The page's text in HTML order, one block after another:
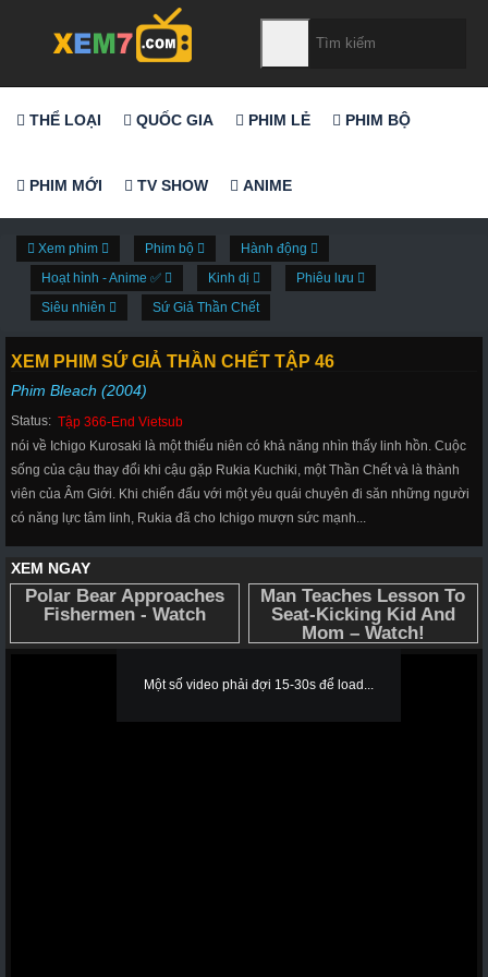
THỂ LOẠI QUỐC GIA PHIM LẺ PHIM BỘ
PHIM MỚI TV SHOW ANIME
Xem phim Phim bộ
Hành động
Hoạt hình - Anime ✅
Kinh dị
Phiêu lưu
Siêu nhiên
Sứ Giả Thần Chết
XEM PHIM SỨ GIẢ THẦN CHẾT TẬP 46
Phim Bleach (2004)
Status: Tập 366-End Vietsub
nói về Ichigo Kurosaki là một thiếu niên có khả năng nhìn thấy linh hồn. Cuộc
sống của cậu thay đổi khi cậu gặp Rukia Kuchiki, một Thần Chết và là thành
viên của Âm Giới. Khi chiến đấu với một yêu quái chuyên đi săn những người
có năng lực tâm linh, Rukia đã cho Ichigo mượn sức mạnh...
Một số video phải đợi 15-30s để load...